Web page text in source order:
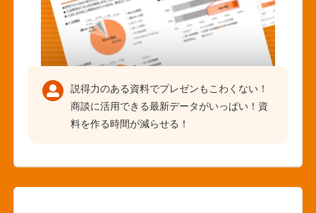
説得力のある資料でプレゼンもこわくない！
商談に活用できる最新データがいっぱい！資
料を作る時間が減らせる！